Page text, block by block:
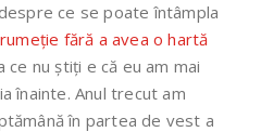
ce se poate întâmpla
fără a avea o hartă
ce nu știți e că eu am mai
înainte. Anul trecut am
în partea de vest a